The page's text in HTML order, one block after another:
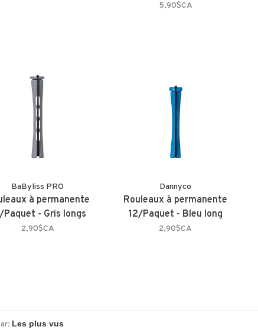
5,90$CA
BaByliss PRO
à permanente
Paquet - Gris longs
2,90$CA
Dannyco
Rouleaux à permanente
12/Paquet - Bleu long
2,90$CA